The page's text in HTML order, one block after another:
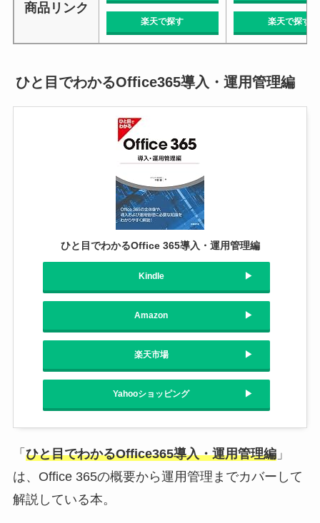
商品リンク
楽天で探す 楽天で探す
ひと目でわかるOffice365導入・運用管理編
ひと目でわかるOffice 365導入・運用管理編
Kindle
Amazon
楽天市場
Yahooショッピング
「 ひと目でわかるOffice365導入・運用管理編」
は、Office 365の概要から運用管理までカバーして
解説している本。